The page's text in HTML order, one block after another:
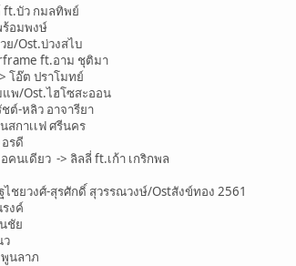
ft.บัว กมลทิพย์
ร้อมพงษ์
ย/Ost.บ่วงสไบ
ft.อาม ชุติมา
โอ๊ต ปราโมทย์
พ/Ost.ไฮโซสะออน
ต์-หลิว อาจารียา
สกาเเฟ ศรีนคร
รดี
คนเดียว -> ลิลลี่ ft.เก้า เกริกพล
ชยวงศ์-สุรศักดิ์ สุวรรณวงษ์/Ostสังข์ทอง 2561
งค์
ชัย
ว
นลาภ